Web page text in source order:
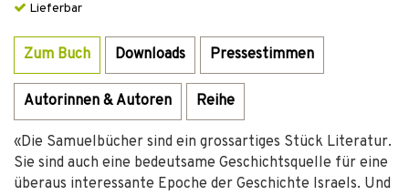
Lieferbar
Zum Buch Downloads Pressestimmen
Autorinnen & Autoren Reihe
«Die Samuelbücher sind ein grossartiges Stück Literatur.
Sie sind auch eine bedeutsame Geschichtsquelle für eine
überaus interessante Epoche der Geschichte Israels. Und